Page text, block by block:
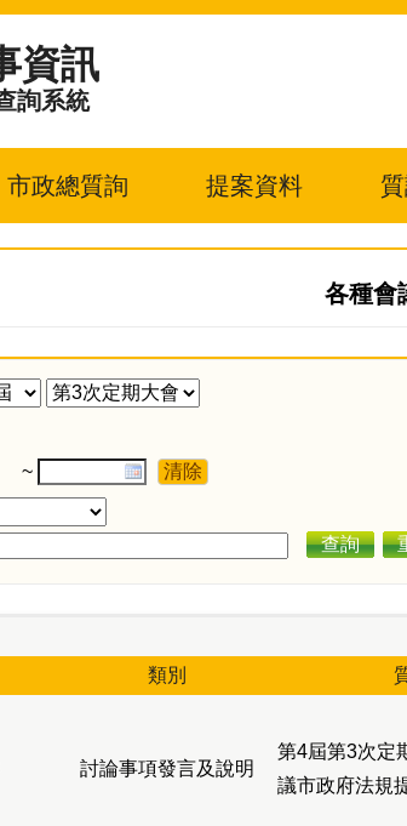
資訊
詢系統
市政總質詢 提案資料
各種會
~
查詢
類別
討論事項發言及說明
第4屆第3次定
議市政府法規